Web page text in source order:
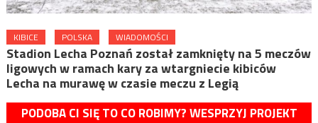
KIBICE POLSKA WIADOMOŚCI
Stadion Lecha Poznań został zamknięty na 5 meczów
ligowych w ramach kary za wtargniecie kibiców
Lecha na murawę w czasie meczu z Legią
PODOBA CI SIĘ TO CO ROBIMY? WESPRZYJ PROJEKT